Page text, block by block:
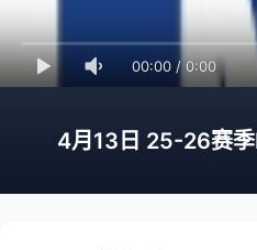
00:00 /0:00
4月13日 25-26赛